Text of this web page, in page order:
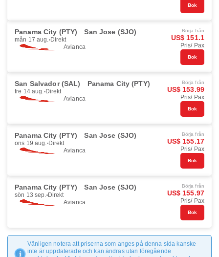
Bok
Panama City (PTY) San Jose (SJO)
mån 17 aug. Direkt
Avianca
Börja från
US$ 151.1
Pris/ Pax
Bok
San Salvador (SAL) Panama City (PTY)
fre 14 aug. Direkt
Avianca
Börja från
US$ 153.99
Pris/ Pax
Bok
Panama City (PTY) San Jose (SJO)
ons 19 aug. Direkt
Avianca
Börja från
US$ 155.17
Pris/ Pax
Bok
Panama City (PTY) San Jose (SJO)
sön 13 sep. Direkt
Avianca
Börja från
US$ 155.97
Pris/ Pax
Bok
Vänligen notera att priserna som anges på denna sida kanske
inte är uppdaterade och kan ändras utan föregående